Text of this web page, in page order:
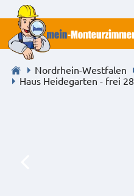
Nordrhein-Westfalen
Haus Heidegarten - frei 28